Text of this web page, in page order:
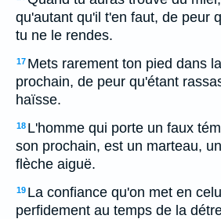
qu'autant qu'il t'en faut, de peur
tu ne le rendes.
17 Mets rarement ton pied dans
prochain, de peur qu'étant
haïsse.
18 L'homme qui porte un faux
son prochain, est un marteau,
flèche aiguë.
19 La confiance qu'on met en
perfidement au temps de la